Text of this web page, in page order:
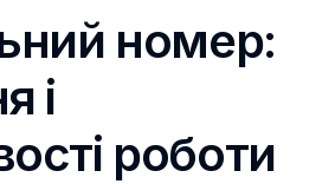
номер:
і
роботи